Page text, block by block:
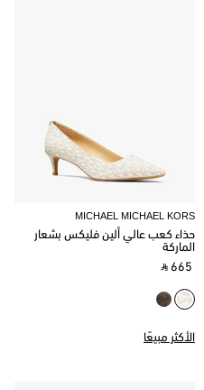
MICHAEL MICHAEL KORS
حذاء كعب عالي ألين فليكس بشعار
الماركة
‎ ⃁ 665 ‎
الأكثر مبيعًا